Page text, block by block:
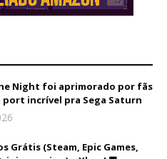
Night foi aprimorado por fãs
port incrível pra Sega Saturn
Grátis (Steam, Epic Games,